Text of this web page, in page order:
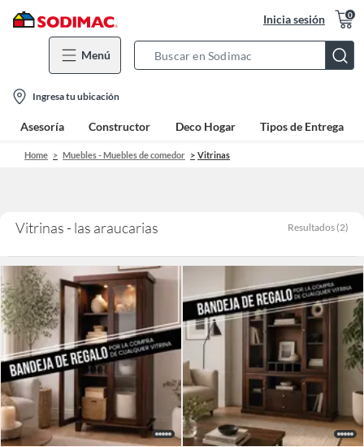
Inicia sesión 0
Menú
Bar
location-
icon
Ingresa tu ubicación
Asesoría Constructor Deco Hogar Tipos de Entrega
Home Muebles - Muebles de comedor Vitrinas
Vitrinas - las araucarias Resultados (2)